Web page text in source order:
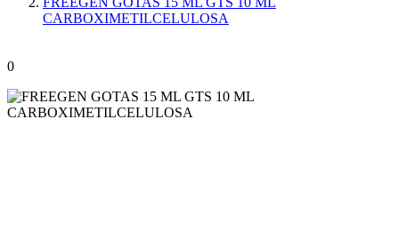
CARBOXIMETILCELULOSA
0